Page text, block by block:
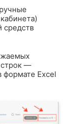
средств
строк —
формате Excel